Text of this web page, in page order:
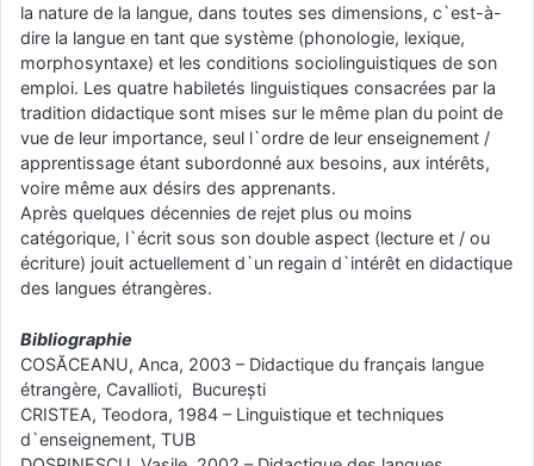
la nature de la langue, dans toutes ses dimensions, c`est-à-
dire la langue en tant que système (phonologie, lexique,
morphosyntaxe) et les conditions sociolinguistiques de son
emploi. Les quatre habiletés linguistiques consacrées par la
tradition didactique sont mises sur le même plan du point de
vue de leur importance, seul l`ordre de leur enseignement /
apprentissage étant subordonné aux besoins, aux intérêts,
voire même aux désirs des apprenants.
Après quelques décennies de rejet plus ou moins
catégorique, l`écrit sous son double aspect (lecture et / ou
écriture) jouit actuellement d`un regain d`intérêt en didactique
des langues étrangères.
Bibliographie
COSĂCEANU, Anca, 2003 – Didactique du français langue
étrangère, Cavallioti, Bucureşti
CRISTEA, Teodora, 1984 – Linguistique et techniques
d`enseignement, TUB